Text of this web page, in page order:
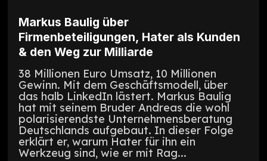
Markus Baulig über
Firmenbeteiligungen, Hater als Kunden
& den Weg zur Milliarde
38 Millionen Euro Umsatz, 10 Millionen
Gewinn. Mit dem Geschäftsmodell, über
das halb LinkedIn lästert. Markus Baulig
hat mit seinem Bruder Andreas die wohl
polarisierendste Unternehmensberatung
Deutschlands aufgebaut. In dieser Folge
erklärt er, warum Hater für ihn ein
Werkzeug sind, wie er mit Rag...